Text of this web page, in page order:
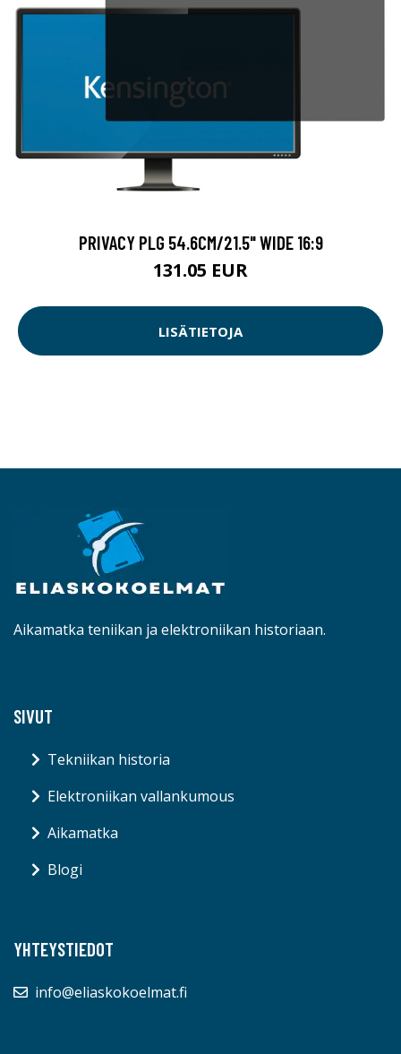
PRIVACY PLG 54.6CM/21.5" WIDE 16:9
131.05 EUR
LISÄTIETOJA
Aikamatka teniikan ja elektroniikan historiaan.
SIVUT
Tekniikan historia
Elektroniikan vallankumous
Aikamatka
Blogi
YHTEYSTIEDOT
info@eliaskokoelmat.fi